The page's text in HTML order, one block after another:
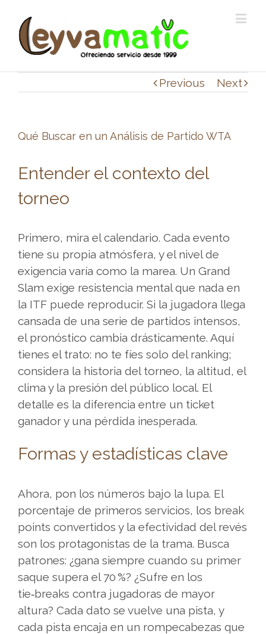
Previous Next
Qué Buscar en un Análisis de Partido WTA
Si
plataformas
para
empezar
a
jugar
con
un
presupuesto
reducido,
consulta
esta
guÃ­
a
casinos
depÃ³sito
mÃ­
nimo
EncontrarÃ¡s
informaciÃ³n
Ãºtil
Entender el contexto del
torneo
Primero, mira el calendario. Cada evento
tiene su propia atmósfera, y el nivel de
exigencia varía como la marea. Un Grand
Slam exige resistencia mental que nada en
la ITF puede reproducir. Si la jugadora llega
cansada de una serie de partidos intensos,
el pronóstico cambia drásticamente. Aquí
tienes el trato: no te fíes solo del ranking;
considera la historia del torneo, la altitud, el
clima y la presión del público local. El
detalle es la diferencia entre un ticket
ganador y una pérdida inesperada.
Formas y estadísticas clave
Ahora, pon los números bajo la lupa. El
porcentaje de primeros servicios, los break
points convertidos y la efectividad del revés
son los protagonistas de la trama. Busca
patrones: ¿gana siempre cuando su primer
saque supera el 70 %? ¿Sufre en los
tie‑breaks contra jugadoras de mayor
altura? Cada dato se vuelve una pista, y
cada pista encaja en un rompecabezas que